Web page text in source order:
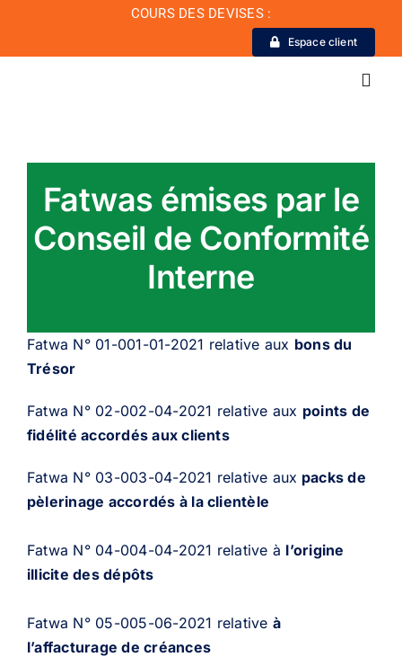
contenu
COURS DES DEVISES :
Espace client
Actualité
Conseil de conformité
Particuliers
Carrière
Fatwas émises par le
Conseil de Conformité
Interne
Fatwa N° 01-001-01-2021 relative aux bons du
Trésor
Fatwa N° 02-002-04-2021 relative aux points de
fidélité accordés aux clients
Fatwa N° 03-003-04-2021 relative aux packs de
pèlerinage accordés à la clientèle
Fatwa N° 04-004-04-2021 relative à l’origine
illicite des dépôts
Fatwa N° 05-005-06-2021 relative à
l’affacturage de créances